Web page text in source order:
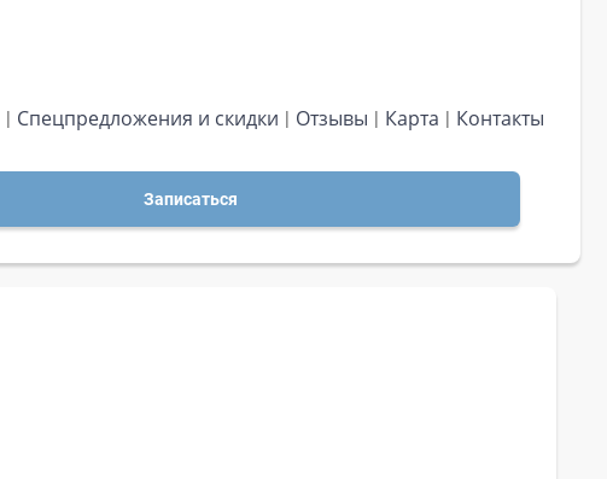
Спецпредложения и скидки Отзывы Карта Контакты
Записаться